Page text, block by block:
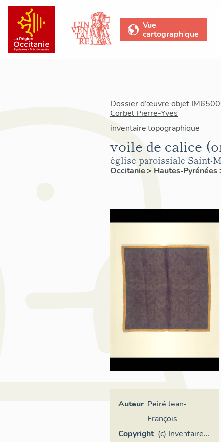
Vue
cartographique
Dossier d’œuvre objet
Corbel Pierre-Yves
inventaire topographique
voile de calice
église paroissiale Saint-
Occitanie > Hautes-Pyrénées
Auteur Peiré Jean-
François
Copyright (c) Inventaire